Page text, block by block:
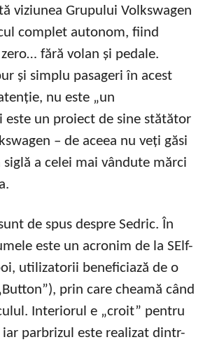
viziunea Grupului Volkswagen
complet autonom, fiind
fără volan și pedale.
și simplu pasageri în acest
nu este „un
este un proiect de sine stătător
– de aceea nu veți găsi
a celei mai vândute mărci
de spus despre Sedric. În
este un acronim de la SElf-
utilizatorii beneficiază de o
prin care cheamă când
Interiorul e „croit” pentru
parbrizul este realizat dintr-